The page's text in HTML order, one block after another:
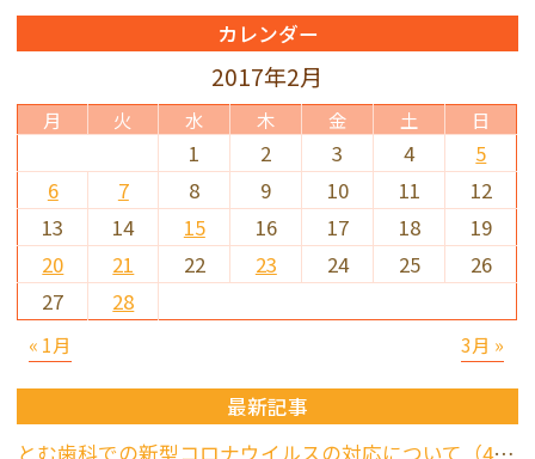
カレンダー
2017年2月
月 火 水 木 金 土 日
« 1月 3月 »
1 2 3 4
5
6
7 8 9 10 11
12
13
14 15 16 17 18
19
20
21 22 23 24 25
26
27
28
最新記事
とむ歯科での新型コロナウイルスの対応について（4/17更新）